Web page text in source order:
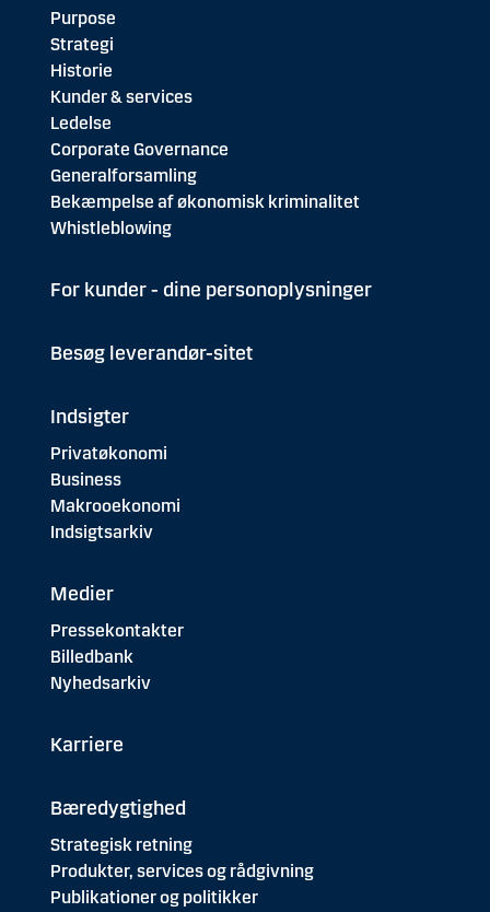
Purpose
Strategi
Historie
Kunder & services
Ledelse
Corporate Governance
Generalforsamling
Bekæmpelse af økonomisk kriminalitet
Whistleblowing
For kunder - dine personoplysninger
Besøg leverandør-sitet
Indsigter
Privatøkonomi
Business
Makrooekonomi
Indsigtsarkiv
Medier
Pressekontakter
Billedbank
Nyhedsarkiv
Karriere
Bæredygtighed
Strategisk retning
Produkter, services og rådgivning
Publikationer og politikker